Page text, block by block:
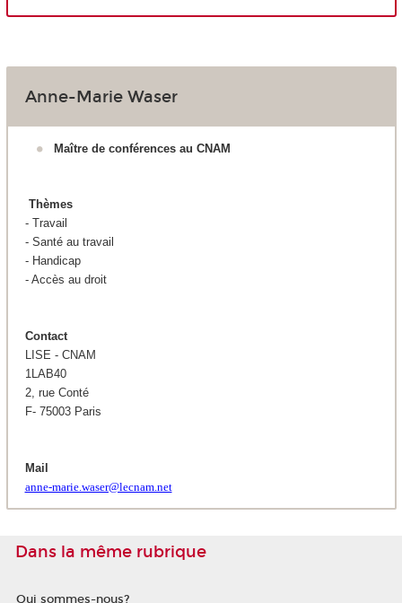
Anne-Marie Waser
Maître de conférences au CNAM
Thèmes
- Travail
- Santé au travail
- Handicap
- Accès au droit
Contact
LISE - CNAM
1LAB40
2, rue Conté
F- 75003 Paris
Mail
anne-marie.waser@lecnam.net
Dans la même rubrique
Qui sommes-nous?